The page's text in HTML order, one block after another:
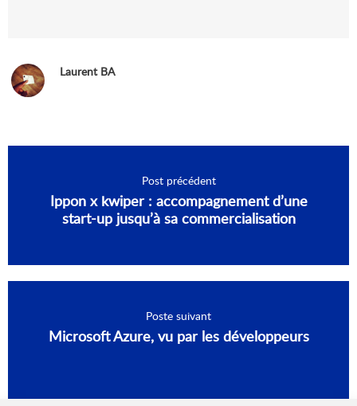
Laurent BA
Post précédent
Ippon x kwiper : accompagnement d’une
start-up jusqu’à sa commercialisation
Poste suivant
Microsoft Azure, vu par les développeurs